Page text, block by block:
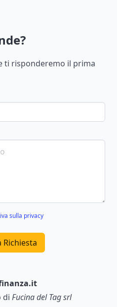
ti risponderemo il prima
sulla privacy
Richiesta
di Fucina del Tag srl